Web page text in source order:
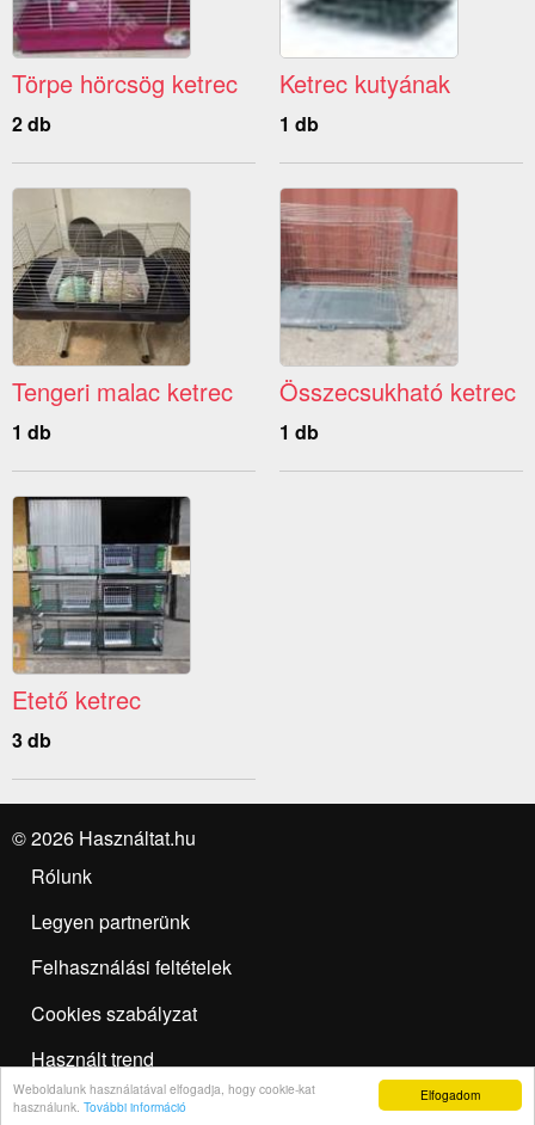
Elfogadom
Weboldalunk használatával elfogadja, hogy cookie-kat
használunk. További információ
Törpe hörcsög ketrec
2 db
Ketrec kutyának
1 db
Tengeri malac ketrec
1 db
Összecsukható ketrec
1 db
Etető ketrec
3 db
© 2026 Használtat.hu
Rólunk
Legyen partnerünk
Felhasználási feltételek
Cookies szabályzat
Használt trend
Hirdetésfeladás